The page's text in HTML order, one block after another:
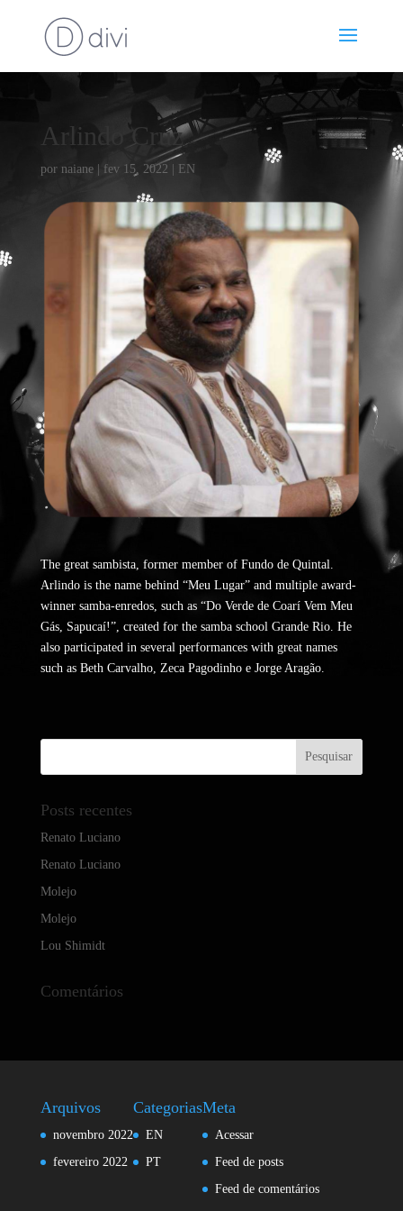
Arlindo Cruz
por naiane| fev 15, 2022 EN
The great sambista, former member of Fundo de Quintal.
Arlindo is the name behind “Meu Lugar” and multiple award-
winner samba-enredos, such as “Do Verde de Coarí Vem Meu
Gás, Sapucaí!”, created for the samba school Grande Rio. He
also participated in several performances with great names
such as Beth Carvalho, Zeca Pagodinho e Jorge Aragão.
Posts recentes
Renato Luciano
Renato Luciano
Molejo
Molejo
Lou Shimidt
Comentários
Arquivos
novembro 2022
fevereiro 2022
Categorias
EN
PT
Meta
Acessar
Feed de posts
Feed de comentários